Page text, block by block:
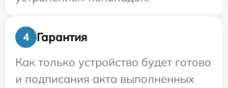
4
Гарантия
Как только устройство будет готово
и подписания акта выполненных